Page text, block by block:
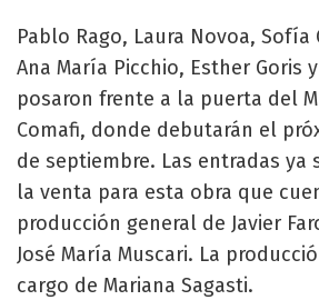
Pablo Rago, Laura Novoa, Sofía
Ana María Picchio, Esther Goris
posaron frente a la puerta del
Comafi, donde debutarán el
de septiembre. Las entradas ya
la venta para esta obra que
producción general de Javier
José María Muscari. La
cargo de Mariana Sagasti.